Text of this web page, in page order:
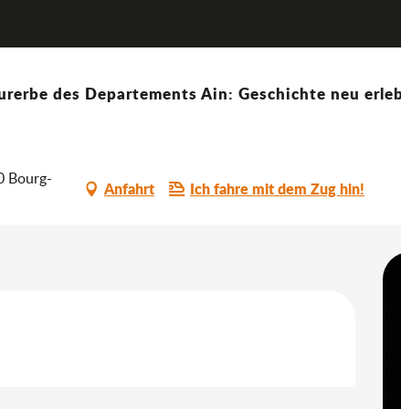
des Departements Ain: Geschichte neu
Bourg-
Anfahrt Ich fahre mit dem Zug hin!